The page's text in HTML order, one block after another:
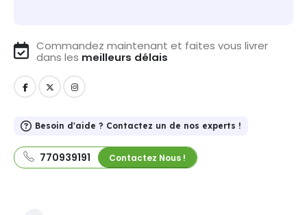
Commandez maintenant et faites vous livrer
dans les meilleurs délais
Besoin d'aide ? Contactez un de nos experts !
770939191 Contactez Nous !